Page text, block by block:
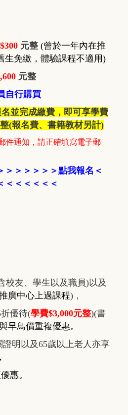
元整 (曾於一年內在推
生免繳，體驗課程不適用)
元整
自行購買
並完成繳費，即可享學費
(報名費、書籍教材另計)
件通知，請正確填寫電子郵
＞ ＞ ＞ ＞ ＞ ＞點我報名 ＜
＜＜ ＜ ＜ ＜ ＜
校友、學生以及職員)以及
廣中心上過課程)，
優待(學費$3,000元整)(書
早鳥價重複優惠。
明以及65歲以上老人亦享
，
惠。